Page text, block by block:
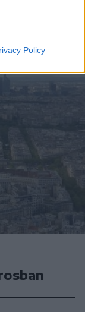
Policy